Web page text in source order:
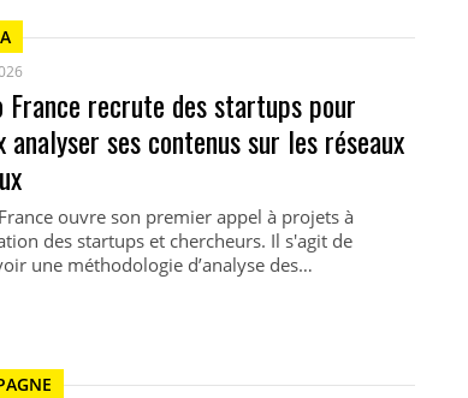
France recrute des startups pour
analyser ses contenus sur les réseaux
ouvre son premier appel à projets à
des startups et chercheurs. Il s'agit de
une méthodologie d’analyse des…